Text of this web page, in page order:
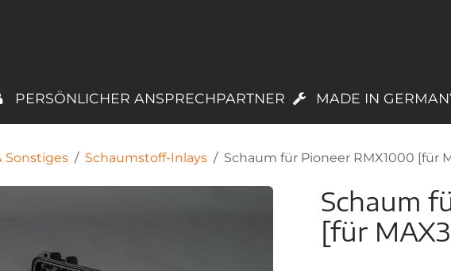
PERSÖNLICHER ANSPRECHPARTNER MADE IN
Sonstiges Schaumstoff-Inlays Schaum für Pioneer RMX1000 [für
Schaum
[für